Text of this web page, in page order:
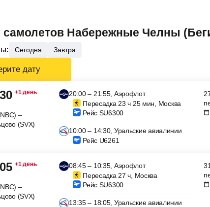
самолетов Набережные Челны
Сегодня Завтра
дату
+1 день
–
(SVX)
20:00 – 21:55, Аэрофлот
Пересадка 23 ч 25 мин, Москва
Рейс SU6300
10:00 – 14:30, Уральские авиалинии
Рейс U6261
+1 день
–
(SVX)
08:45 – 10:35, Аэрофлот
Пересадка 27 ч, Москва
Рейс SU6300
13:35 – 18:05, Уральские авиалинии